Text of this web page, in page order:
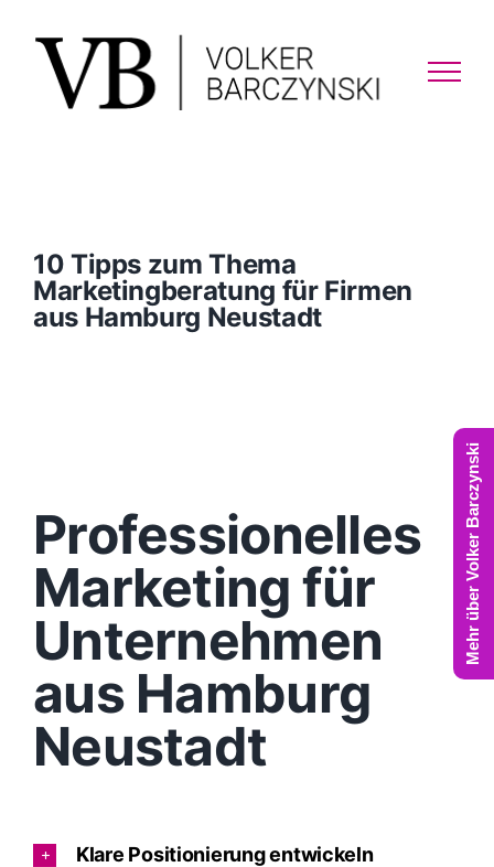
content
10 Tipps zum Thema
Marketingberatung für Firmen
aus Hamburg Neustadt
Professionelles
Marketing für
Unternehmen
aus Hamburg
Neustadt
Klare Positionierung entwickeln
Mehr über Volker Barczynski